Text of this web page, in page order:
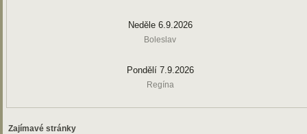
Neděle 6.9.2026
Boleslav
Pondělí 7.9.2026
Regína
Zajímavé stránky